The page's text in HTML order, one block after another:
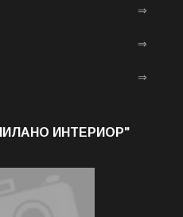
⇒
⇒
⇒
ИНТЕРИОР"